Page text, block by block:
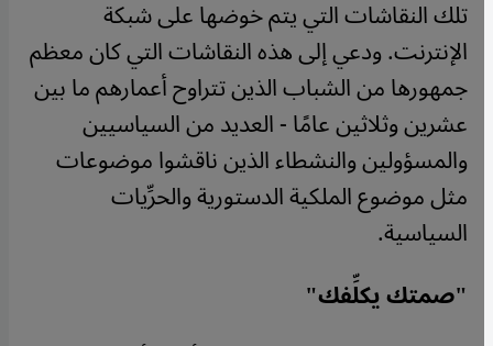
تلك النقاشات التي يتم خوضها على شبكة
الإنترنت. ودعي إلى هذه النقاشات التي كان معظم
جمهورها من الشباب الذين تتراوح أعمارهم ما بين
عشرين وثلاثين عامًا - العديد من السياسيين
والمسؤولين والنشطاء الذين ناقشوا موضوعات
مثل موضوع الملكية الدستورية والحرِّيات
السياسية.
"صمتك يكلِّفك"